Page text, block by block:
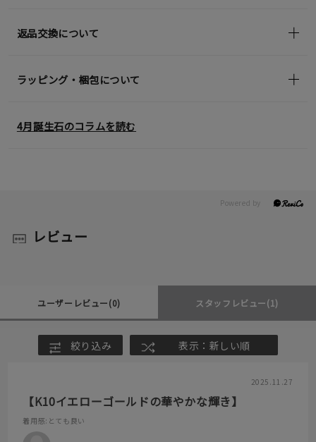
返品交換について
ラッピング・梱包について
4月誕生石のコラムを読む
レビュー
ユーザーレビュー(0) スタッフレビュー(1)
絞り込み 表示：新しい順
2025.11.27
【K10イエローゴールドの華やかな輝き】
着用感:とても良い